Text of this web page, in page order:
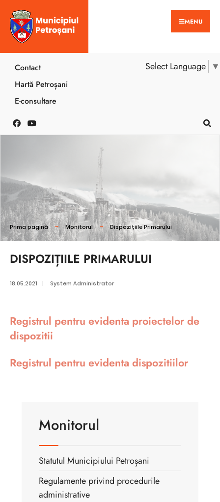
MENU
Select Language ▼
Contact
Hartă Petroșani
E-consultare
Prima pagină Monitorul Dispozițiile Primarului
DISPOZIȚIILE PRIMARULUI
18.05.2021 | System Administrator
Registrul pentru evidenta proiectelor de
dispozitii
Registrul pentru evidenta dispozitiilor
Monitorul
Statutul Municipiului Petroșani
Regulamente privind procedurile
administrative